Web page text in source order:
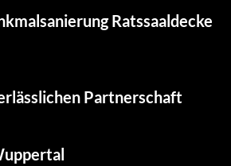
Ratssaaldecke
Partnerschaft